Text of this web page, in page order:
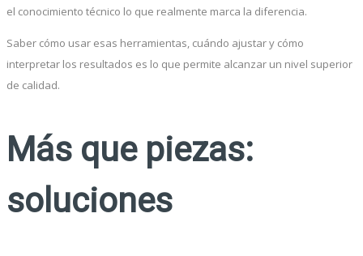
el conocimiento técnico lo que realmente marca la diferencia.
Saber cómo usar esas herramientas, cuándo ajustar y cómo
interpretar los resultados es lo que permite alcanzar un nivel superior
de calidad.
Más que piezas:
soluciones